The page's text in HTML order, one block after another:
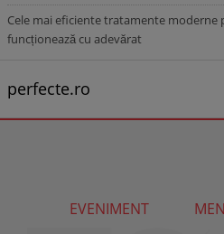
Cele mai eficiente tratamente moderne
funcționează cu adevărat
perfecte.ro
EVENIMENT